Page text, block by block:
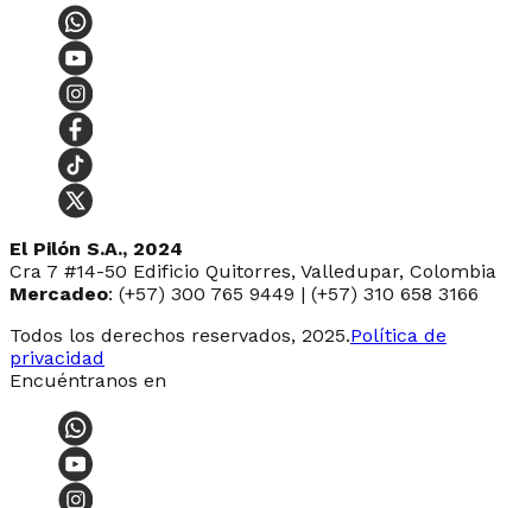
El Pilón S.A., 2024
Cra 7 #14-50 Edificio Quitorres, Valledupar, Colombia
Mercadeo: (+57) 300 765 9449 | (+57) 310 658 3166
Todos los derechos reservados, 2025.Política de
privacidad
Encuéntranos en